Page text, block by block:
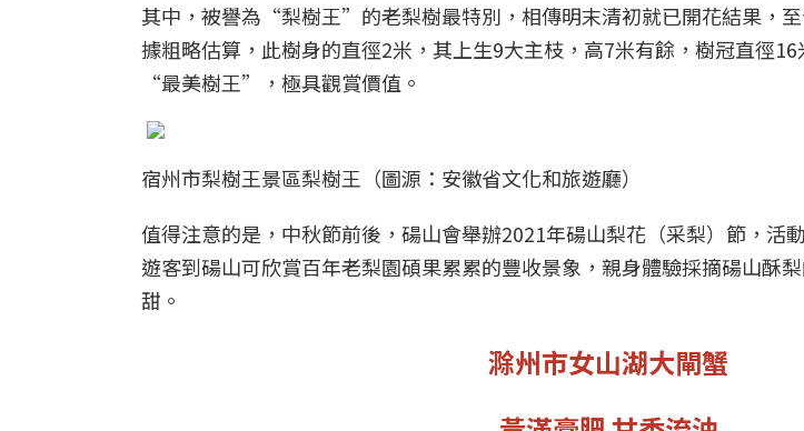
其中，被譽為“梨樹王”的老梨樹最特別，相傳明末清初就已開花結果，至
據粗略估算，此樹身的直徑2米，其上生9大主枝，高7米有餘，樹冠直徑
“最美樹王”，極具觀賞價值。
宿州市梨樹王景區梨樹王（圖源：安徽省文化和旅遊廳）
值得注意的是，中秋節前後，碭山會舉辦2021年碭山梨花（采梨）節，活
遊客到碭山可欣賞百年老梨園碩果累累的豐收景象，親身體驗採摘碭山酥
甜。
滁州市女山湖大閘蟹